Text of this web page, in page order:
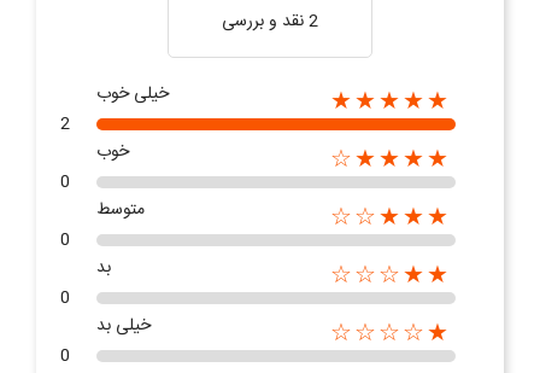
2 نقد و بررسی‌‌
★★★★★
خیلی خوب
2
★★★★☆
خوب
0
★★★☆☆
متوسط
0
★★☆☆☆
بد
0
★☆☆☆☆
خیلی بد
0